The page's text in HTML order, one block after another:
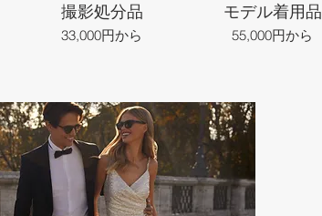
撮影処分品
33,000円から
モデル着用品
55,000円から